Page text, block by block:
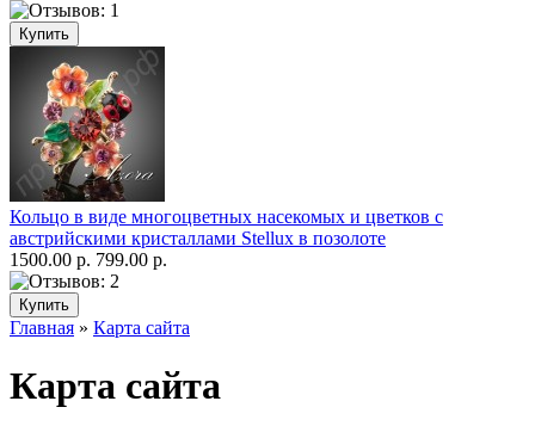
Кольцо в виде многоцветных насекомых и цветков с
австрийскими кристаллами Stellux в позолоте
1500.00 р. 799.00 р.
Главная » Карта сайта
Карта сайта